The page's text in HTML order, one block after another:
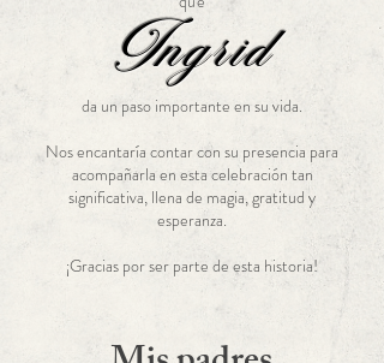
Ingrid
da un paso importante en su vida.
Nos encantaría contar con su presencia para
acompañarla en esta celebración tan
significativa, llena de magia, gratitud y
esperanza.
¡Gracias por ser parte de esta historia!